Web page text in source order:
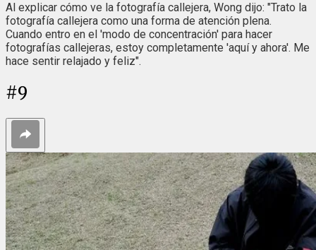
Al explicar cómo ve la fotografía callejera, Wong dijo: "Trato la
fotografía callejera como una forma de atención plena.
Cuando entro en el 'modo de concentración' para hacer
fotografías callejeras, estoy completamente 'aquí y ahora'. Me
hace sentir relajado y feliz".
#9